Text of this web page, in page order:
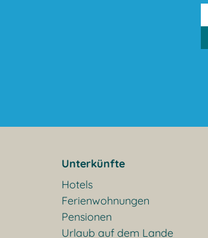
Unterkünfte
Hotels
Ferienwohnungen
Pensionen
Urlaub auf dem Lande